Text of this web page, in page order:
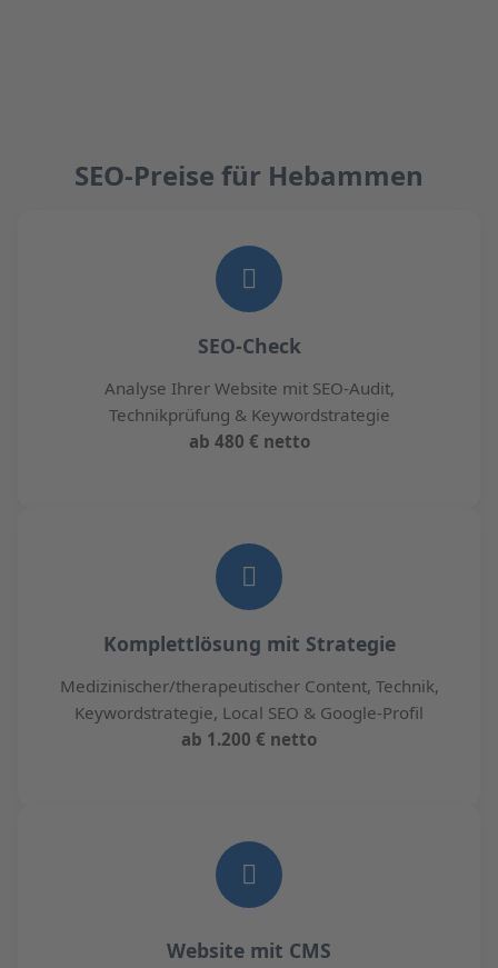
SEO-Preise für Hebammen
SEO-Check
Analyse Ihrer Website mit SEO-Audit,
Technikprüfung & Keywordstrategie
ab 480 € netto
Komplettlösung mit Strategie
Medizinischer/therapeutischer Content, Technik,
Keywordstrategie, Local SEO & Google-Profil
ab 1.200 € netto
Website mit CMS